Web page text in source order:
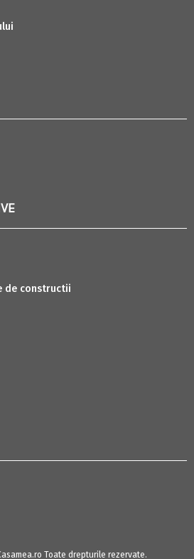
de constructii
Toate drepturile rezervate.